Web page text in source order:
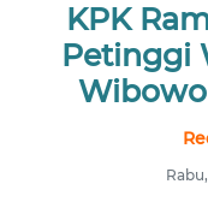
KPK
Petinggi
NASIONAL
DAERAH